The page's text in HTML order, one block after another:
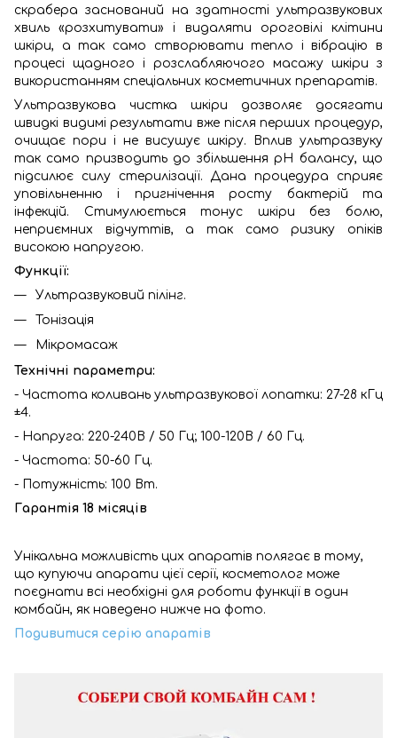
скрабера заснований на здатності ультразвукових
хвиль «розхитувати» і видаляти ороговілі клітини
шкіри, а так само створювати тепло і вібрацію в
процесі щадного і розслабляючого масажу шкіри з
використанням спеціальних косметичних препаратів.
Ультразвукова чистка шкіри дозволяє досягати
швидкі видимі результати вже після перших процедур,
очищає пори і не висушує шкіру. Вплив ультразвуку
так само призводить до збільшення рН балансу, що
підсилює силу стерилізації. Дана процедура сприяє
уповільненню і пригнічення росту бактерій та
інфекцій. Стимулюється тонус шкіри без болю,
неприємних відчуттів, а так само ризику опіків
високою напругою.
Функції:
Ультразвуковий пілінг.
Тонізація
Мікромасаж
Технічні параметри:
- Частота коливань ультразвукової лопатки: 27-28 кГц
±4.
- Напруга: 220-240В / 50 Гц; 100-120В / 60 Гц.
- Частота: 50-60 Гц.
- Потужність: 100 Вт.
Гарантія 18 місяців
Унікальна можливість цих апаратів полягає в тому,
що купуючи апарати цієї серії, косметолог може
поєднати всі необхідні для роботи функції в один
комбайн, як наведено нижче на фото.
Подивитися серію апаратів